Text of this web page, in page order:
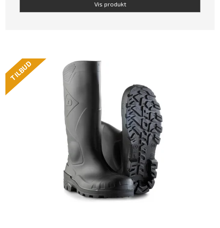
Vis produkt
TILBUD